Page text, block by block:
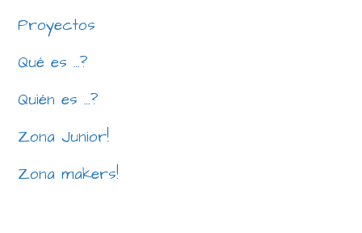
Proyectos
Qué es …?
Quién es …?
Zona Junior!
Zona makers!